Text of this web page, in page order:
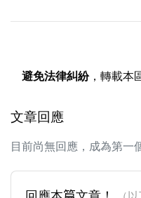
避免法律糾紛，轉載本
文章回應
目前尚無回應，成為第一